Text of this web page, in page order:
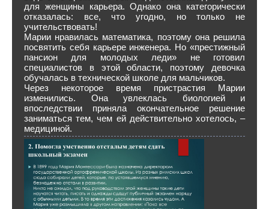
для женщины карьера. Однако она категорически
отказалась: все, что угодно, но только не
учительствовать!
Марии нравилась математика, поэтому она решила
посвятить себя карьере инженера. Но «престижный
пансион для молодых леди» не готовил
специалистов в этой области, поэтому девочка
обучалась в технической школе для мальчиков.
Через некоторое время пристрастия Марии
изменились. Она увлеклась биологией и
впоследствии приняла окончательное решение
заниматься тем, чем ей действительно хотелось, –
медициной.